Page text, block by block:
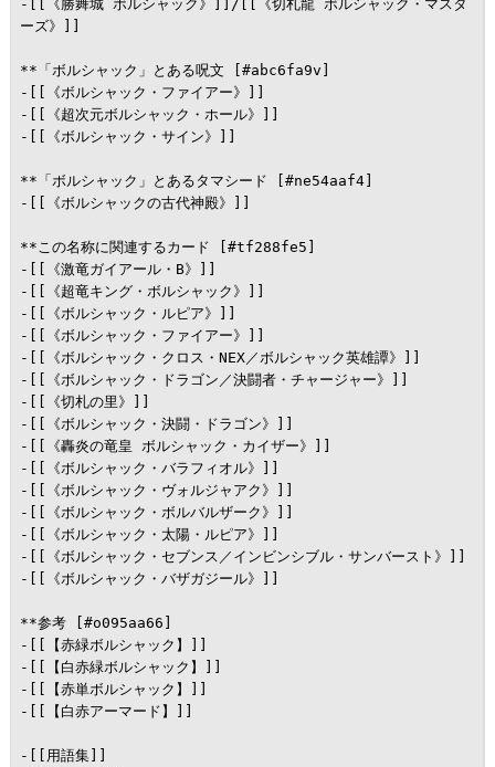
-[[《勝舞城 ボルシャック》]]/[[《切札龍 ボルシャック・マスタ
ーズ》]]
**「ボルシャック」とある呪文 [#abc6fa9v]
-[[《ボルシャック・ファイアー》]]
-[[《超次元ボルシャック・ホール》]]
-[[《ボルシャック・サイン》]]
**「ボルシャック」とあるタマシード [#ne54aaf4]
-[[《ボルシャックの古代神殿》]]
**この名称に関連するカード [#tf288fe5]
-[[《激竜ガイアール・B》]]
-[[《超竜キング・ボルシャック》]]
-[[《ボルシャック・ルピア》]]
-[[《ボルシャック・ファイアー》]]
-[[《ボルシャック・クロス・NEX／ボルシャック英雄譚》]]
-[[《ボルシャック・ドラゴン／決闘者・チャージャー》]]
-[[《切札の里》]]
-[[《ボルシャック・決闘・ドラゴン》]]
-[[《轟炎の竜皇 ボルシャック・カイザー》]]
-[[《ボルシャック・バラフィオル》]]
-[[《ボルシャック・ヴォルジャアク》]]
-[[《ボルシャック・ボルバルザーク》]]
-[[《ボルシャック・太陽・ルピア》]]
-[[《ボルシャック・セブンス／インビンシブル・サンバースト》]]
-[[《ボルシャック・バザガジール》]]
**参考 [#o095aa66]
-[[【赤緑ボルシャック】]]
-[[【白赤緑ボルシャック】]]
-[[【赤単ボルシャック】]]
-[[【白赤アーマード】]]
-[[用語集]]